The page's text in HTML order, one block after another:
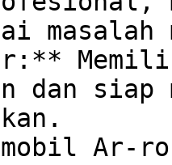
dan siap
Ar-